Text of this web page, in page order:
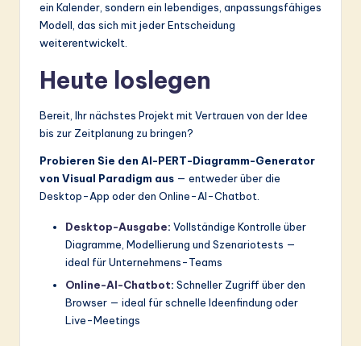
ein Kalender, sondern ein lebendiges, anpassungsfähiges
Modell, das sich mit jeder Entscheidung
weiterentwickelt.
Heute loslegen
Bereit, Ihr nächstes Projekt mit Vertrauen von der Idee
bis zur Zeitplanung zu bringen?
Probieren Sie den AI-PERT-Diagramm-Generator
von Visual Paradigm aus — entweder über die
Desktop-App oder den Online-AI-Chatbot.
Desktop-Ausgabe: Vollständige Kontrolle über
Diagramme, Modellierung und Szenariotests —
ideal für Unternehmens-Teams
Online-AI-Chatbot: Schneller Zugriff über den
Browser — ideal für schnelle Ideenfindung oder
Live-Meetings